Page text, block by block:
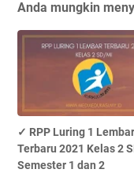
Anda mungkin
✓ RPP Luring 1 Lembar
Terbaru 2021 Kelas 2
Semester 1 dan 2